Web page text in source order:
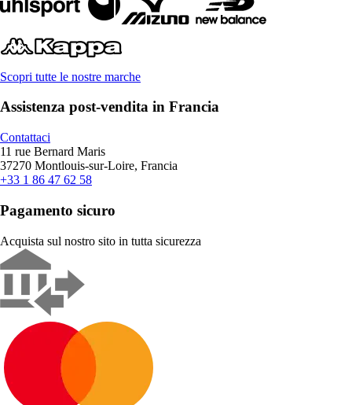
Scopri tutte le nostre marche
Assistenza post-vendita in Francia
Contattaci
11 rue Bernard Maris
37270 Montlouis-sur-Loire, Francia
+33 1 86 47 62 58
Pagamento sicuro
Acquista sul nostro sito in tutta sicurezza